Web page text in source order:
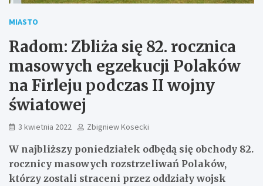
MIASTO
Radom: Zbliża się 82. rocznica
masowych egzekucji Polaków
na Firleju podczas II wojny
światowej
3 kwietnia 2022 Zbigniew Kosecki
W najbliższy poniedziałek odbędą się obchody 82.
rocznicy masowych rozstrzeliwań Polaków,
którzy zostali straceni przez oddziały wojsk